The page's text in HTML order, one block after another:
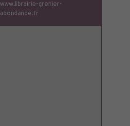
www.librairie-grenier-
abondance.fr